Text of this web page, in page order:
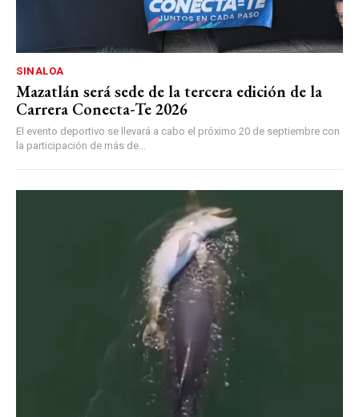
SINALOA
Mazatlán será sede de la tercera edición de la
Carrera Conecta-Te 2026
El evento deportivo se llevará a cabo el próximo 20 de septiembre con
la participación de más de...